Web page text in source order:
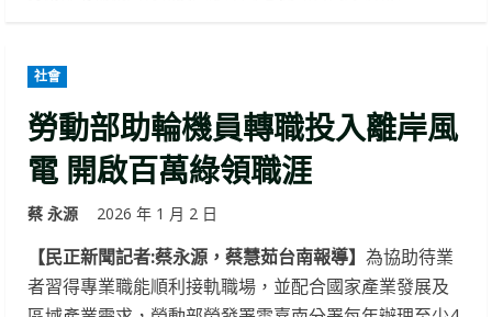
社會
勞動部助輪機員轉職投入離岸風
電 開啟百萬綠領職涯
蔡 永源 2026 年 1 月 2 日
【民正新聞記者:蔡永源，蔡慧茹台南報導】 為協助待業
者習得專業職能順利接軌職場，並配合國家產業發展及